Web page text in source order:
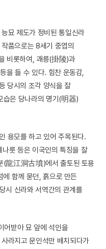
묘 제도가 정비된 통일신라
품으로는 8세기 중엽의
비롯하여, 괘릉(掛陵)과
을 들 수 있다. 힘찬 운동감,
당시의 조각 양식을 잘
습은 당나라의 명기(明器)
용모를 하고 있어 주목된다.
룻 등은 이국인의 특징을 잘
(龍江洞古墳)에서 출토된 토용
함께 묻던, 흙으로 만든
시 신라와 서역간의 관계를
어받아 묘 앞에 석인을
라지고 문인석만 배치되다가